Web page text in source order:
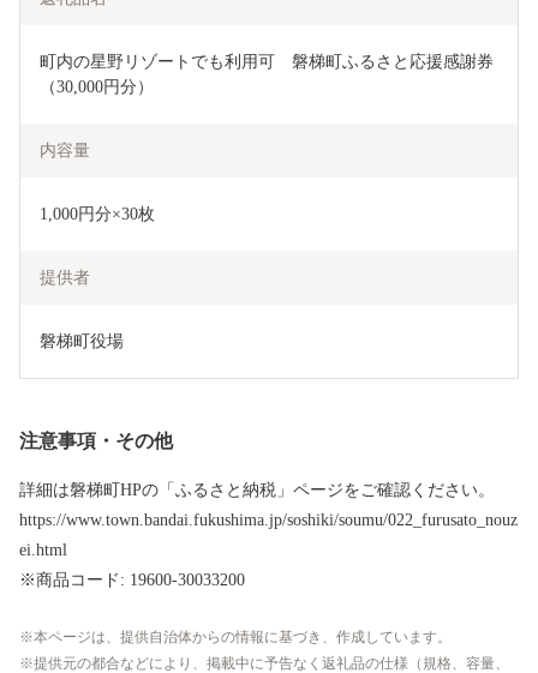
町内の星野リゾートでも利用可　磐梯町ふるさと応援感謝券
（30,000円分）
内容量
1,000円分×30枚
提供者
磐梯町役場
注意事項・その他
詳細は磐梯町HPの「ふるさと納税」ページをご確認ください。
https://www.town.bandai.fukushima.jp/soshiki/soumu/022_furusato_nouz
ei.html
※商品コード: 19600-30033200
本ページは、提供自治体からの情報に基づき、作成しています。
提供元の都合などにより、掲載中に予告なく返礼品の仕様（規格、容量、